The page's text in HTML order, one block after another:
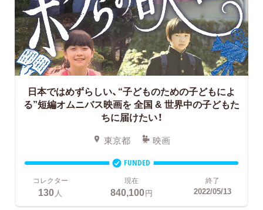
日本ではめずらしい、“子どものための子どもによ
る”短編オムニバス映画を全国 & 世界中の子どもた
ちに届けたい！
東京都 映画
FUNDED
コレクター
130 人
現在
840,100円
終了
2022/05/13